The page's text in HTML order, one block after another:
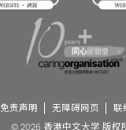
免责声明 无障碍网页 联
© 2026 香港中文大学 版权